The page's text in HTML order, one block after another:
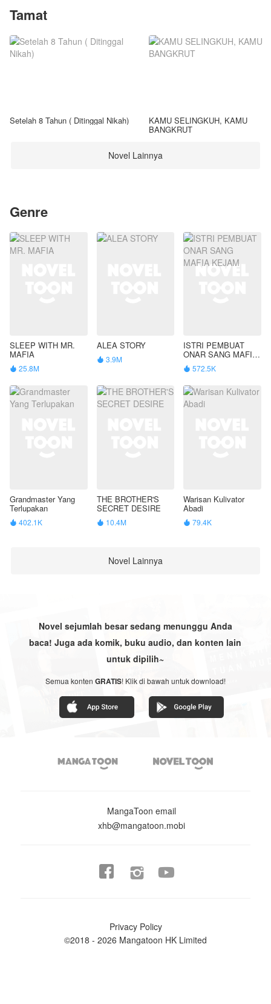
Tamat
Setelah 8 Tahun ( Ditinggal Nikah) KAMU SELINGKUH, KAMU
BANGKRUT
Novel Lainnya
Genre
SLEEP WITH MR.
MAFIA
 25.8M
ALEA STORY
 3.9M
ISTRI PEMBUAT
ONAR SANG MAFIA
KEJAM
 572.5K
Grandmaster Yang
Terlupakan
 402.1K
THE BROTHER'S
SECRET DESIRE
 10.4M
Warisan Kulivator
Abadi
 79.4K
Novel Lainnya
Novel sejumlah besar sedang menunggu Anda
baca! Juga ada komik, buku audio, dan konten lain
untuk dipilih~
Semua konten GRATIS! Klik di bawah untuk download!
 
MangaToon email
xhb@mangatoon.mobi
 
Privacy Policy
©2018 - 2026 Mangatoon HK Limited